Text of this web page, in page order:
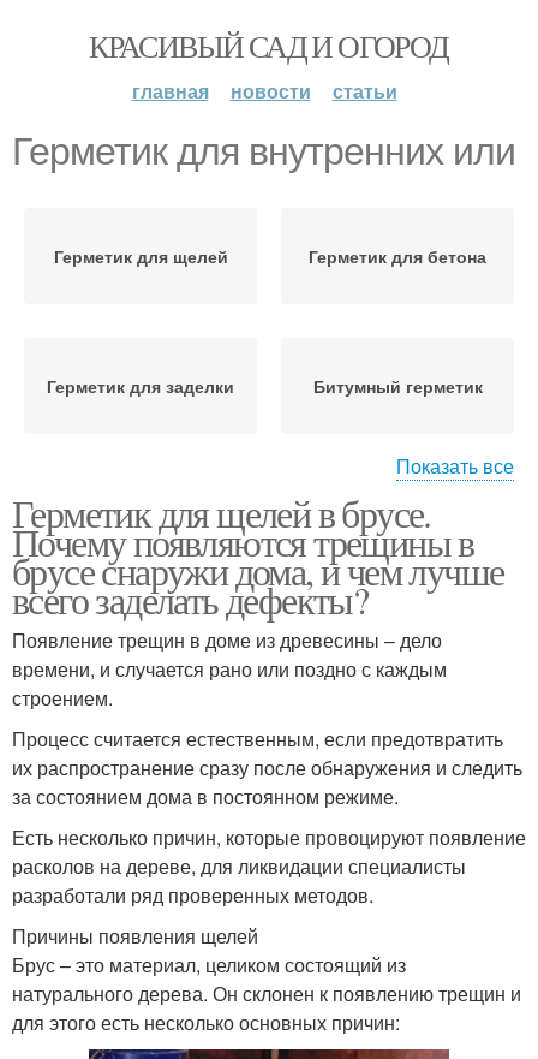
КРАСИВЫЙ САД И ОГОРОД
главная новости статьи
Герметик для внутренних или
Герметик для щелей Герметик для бетона
Герметик для заделки Битумный герметик
Герметик для дерева Герметики для заделки
Показать все
Герметик для щелей в брусе.
Почему появляются трещины в
брусе снаружи дома, и чем лучше
всего заделать дефекты?
Появление трещин в доме из древесины – дело
времени, и случается рано или поздно с каждым
строением.
Процесс считается естественным, если предотвратить
их распространение сразу после обнаружения и следить
за состоянием дома в постоянном режиме.
Есть несколько причин, которые провоцируют появление
расколов на дереве, для ликвидации специалисты
разработали ряд проверенных методов.
Причины появления щелей
Брус – это материал, целиком состоящий из
натурального дерева. Он склонен к появлению трещин и
для этого есть несколько основных причин: